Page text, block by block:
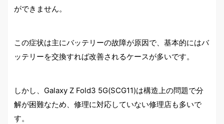
ができません。
この症状は主にバッテリーの故障が原因で、基本的にはバ
ッテリーを交換すれば改善されるケースが多いです。
しかし、Galaxy Z Fold3 5G(SCG11)は構造上の問題で分
解が困難なため、修理に対応していない修理店も多いで
す。